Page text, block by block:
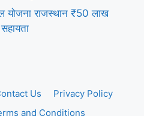
योजना राजस्थान ₹50 लाख
Us
Privacy Policy
and Conditions